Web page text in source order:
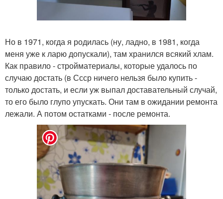
Но в 1971, когда я родилась (ну, ладно, в 1981, когда
меня уже к ларю допускали), там хранился всякий хлам.
Как правило - стройматериалы, которые удалось по
случаю достать (в Ссср ничего нельзя было купить -
только достать, и если уж выпал доставательный случай,
то его было глупо упускать. Они там в ожидании ремонта
лежали. А потом остатками - после ремонта.